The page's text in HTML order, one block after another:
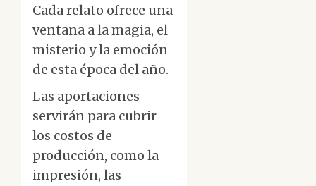
Cada relato ofrece una
ventana a la magia, el
misterio y la emoción
de esta época del año.
Las aportaciones
servirán para cubrir
los costos de
producción, como la
impresión, las